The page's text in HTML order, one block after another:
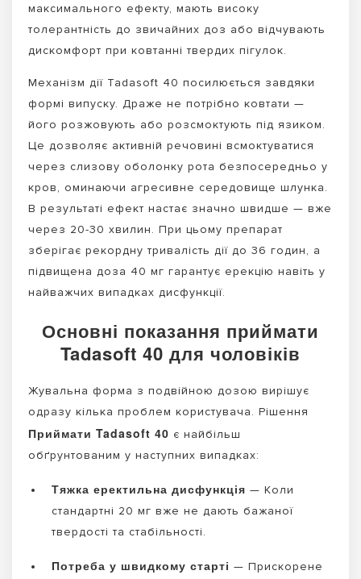
максимального ефекту, мають високу
толерантність до звичайних доз або відчувають
дискомфорт при ковтанні твердих пігулок.
Механізм дії Tadasoft 40 посилюється завдяки
формі випуску. Драже не потрібно ковтати —
його розжовують або розсмоктують під язиком.
Це дозволяє активній речовині всмоктуватися
через слизову оболонку рота безпосередньо у
кров, оминаючи агресивне середовище шлунка.
В результаті ефект настає значно швидше — вже
через 20-30 хвилин. При цьому препарат
зберігає рекордну тривалість дії до 36 годин, а
підвищена доза 40 мг гарантує ерекцію навіть у
найважчих випадках дисфункції.
Основні показання приймати
Tadasoft 40 для чоловіків
Жувальна форма з подвійною дозою вирішує
одразу кілька проблем користувача. Рішення
Приймати Tadasoft 40 є найбільш
обґрунтованим у наступних випадках:
Тяжка еректильна дисфункція — Коли
стандартні 20 мг вже не дають бажаної
твердості та стабільності.
Потреба у швидкому старті — Прискорене